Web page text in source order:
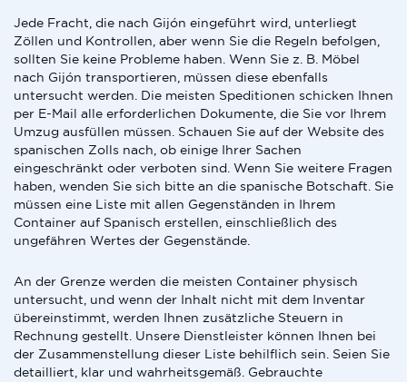
Jede Fracht, die nach Gijón eingeführt wird, unterliegt
Zöllen und Kontrollen, aber wenn Sie die Regeln befolgen,
sollten Sie keine Probleme haben. Wenn Sie z. B. Möbel
nach Gijón transportieren, müssen diese ebenfalls
untersucht werden. Die meisten Speditionen schicken Ihnen
per E-Mail alle erforderlichen Dokumente, die Sie vor Ihrem
Umzug ausfüllen müssen. Schauen Sie auf der Website des
spanischen Zolls nach, ob einige Ihrer Sachen
eingeschränkt oder verboten sind. Wenn Sie weitere Fragen
haben, wenden Sie sich bitte an die spanische Botschaft. Sie
müssen eine Liste mit allen Gegenständen in Ihrem
Container auf Spanisch erstellen, einschließlich des
ungefähren Wertes der Gegenstände.
An der Grenze werden die meisten Container physisch
untersucht, und wenn der Inhalt nicht mit dem Inventar
übereinstimmt, werden Ihnen zusätzliche Steuern in
Rechnung gestellt. Unsere Dienstleister können Ihnen bei
der Zusammenstellung dieser Liste behilflich sein. Seien Sie
detailliert, klar und wahrheitsgemäß. Gebrauchte